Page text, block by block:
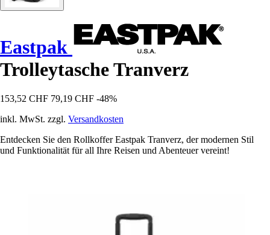
Eastpak
Trolleytasche Tranverz
153,52 CHF 79,19 CHF -48%
inkl. MwSt. zzgl. Versandkosten
Entdecken Sie den Rollkoffer Eastpak Tranverz, der modernen Stil
und Funktionalität für all Ihre Reisen und Abenteuer vereint!